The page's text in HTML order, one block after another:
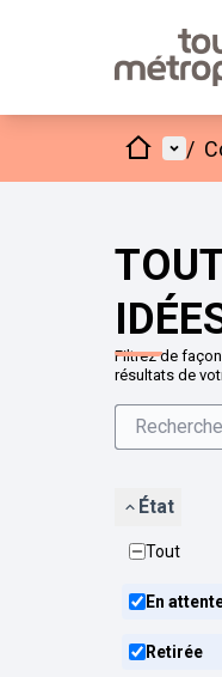
Accueil/
Filtrez de
résultats de
État
Tout
En
Retirée